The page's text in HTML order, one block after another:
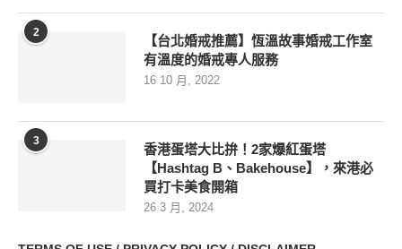
2
【台北婚戒推薦】恆溫故事婚戒工作室
有溫度的婚戒專人服務
16 10 月, 2022
3
香港蛋塔大比拚！2家爆紅蛋塔
【Hashtag B、Bakehouse】，來港必
買打卡美食開箱
26 3 月, 2024